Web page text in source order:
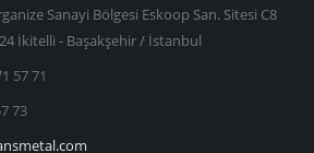
Sanayi Bölgesi Eskoop San. Sitesi C8
İkitelli - Başakşehir / İstanbul
57 71
73